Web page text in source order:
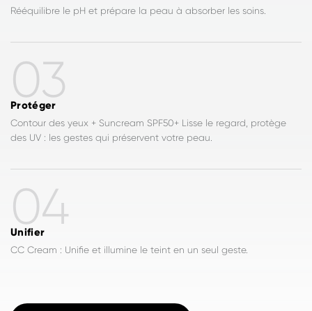
Rééquilibre le pH et prépare la peau à absorber les soins.
03
Protéger
Contour des yeux + Suncream SPF50+ Lisse le regard, protège
des UV : les gestes qui préservent votre peau.
04
Unifier
CC Cream : Unifie et illumine le teint en un seul geste.